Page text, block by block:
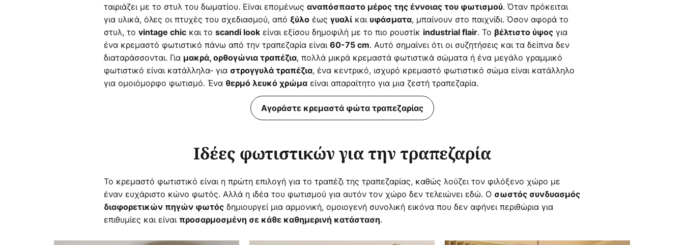
ταιριάζει με το στυλ του δωματίου. Είναι επομένως αναπόσπαστο μέρος της έννοιας του φωτισμού. Όταν πρόκειται
για υλικά, όλες οι πτυχές του σχεδιασμού, από ξύλο έως γυαλί και υφάσματα, μπαίνουν στο παιχνίδι. Όσον αφορά το
στυλ, το vintage chic και το scandi look είναι εξίσου δημοφιλή με το πιο ρουστίκ industrial flair. Το βέλτιστο ύψος για
ένα κρεμαστό φωτιστικό πάνω από την τραπεζαρία είναι 60-75 cm. Αυτό σημαίνει ότι οι συζητήσεις και τα δείπνα δεν
διαταράσσονται. Για μακρά, ορθογώνια τραπέζια, πολλά μικρά κρεμαστά φωτιστικά σώματα ή ένα μεγάλο γραμμικό
φωτιστικό είναι κατάλληλα- για στρογγυλά τραπέζια, ένα κεντρικό, ισχυρό κρεμαστό φωτιστικό σώμα είναι κατάλληλο
για ομοιόμορφο φωτισμό. Ένα θερμό λευκό χρώμα είναι απαραίτητο για μια ζεστή τραπεζαρία.
Αγοράστε κρεμαστά φώτα τραπεζαρίας
Ιδέες φωτιστικών για την τραπεζαρία
Το κρεμαστό φωτιστικό είναι η πρώτη επιλογή για το τραπέζι της τραπεζαρίας, καθώς λούζει τον φιλόξενο χώρο με
έναν ευχάριστο κώνο φωτός. Αλλά η ιδέα του φωτισμού για αυτόν τον χώρο δεν τελειώνει εδώ. Ο σωστός συνδυασμός
διαφορετικών πηγών φωτός δημιουργεί μια αρμονική, ομοιογενή συνολική εικόνα που δεν αφήνει περιθώρια για
επιθυμίες και είναι προσαρμοσμένη σε κάθε καθημερινή κατάσταση.